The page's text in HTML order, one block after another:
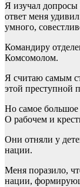
Я изучал допросы
ответ меня
умного,
Командиру
Комсомолом.
Я считаю самым
этой преступной
Но самое большое
О рабочем и
Они отняли у
нации.
Меня поразило,
нации,